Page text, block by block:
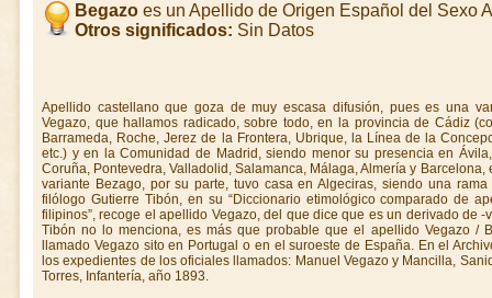
Begazo es un Apellido de Origen Español del Sexo
Otros significados: Sin Datos
Apellido castellano que goza de muy escasa difusión, pues es una
Vegazo, que hallamos radicado, sobre todo, en la provincia de Cádiz
Barrameda, Roche, Jerez de la Frontera, Ubrique, la Línea de la
etc.) y en la Comunidad de Madrid, siendo menor su presencia en
Coruña, Pontevedra, Valladolid, Salamanca, Málaga, Almería y
variante Bezago, por su parte, tuvo casa en Algeciras, siendo una
filólogo Gutierre Tibón, en su “Diccionario etimológico comparado de
filipinos”, recoge el apellido Vegazo, del que dice que es un derivado de -
Tibón no lo menciona, es más que probable que el apellido Vegazo /
llamado Vegazo sito en Portugal o en el suroeste de España. En el
los expedientes de los oficiales llamados: Manuel Vegazo y Mancilla,
Torres, Infantería, año 1893.